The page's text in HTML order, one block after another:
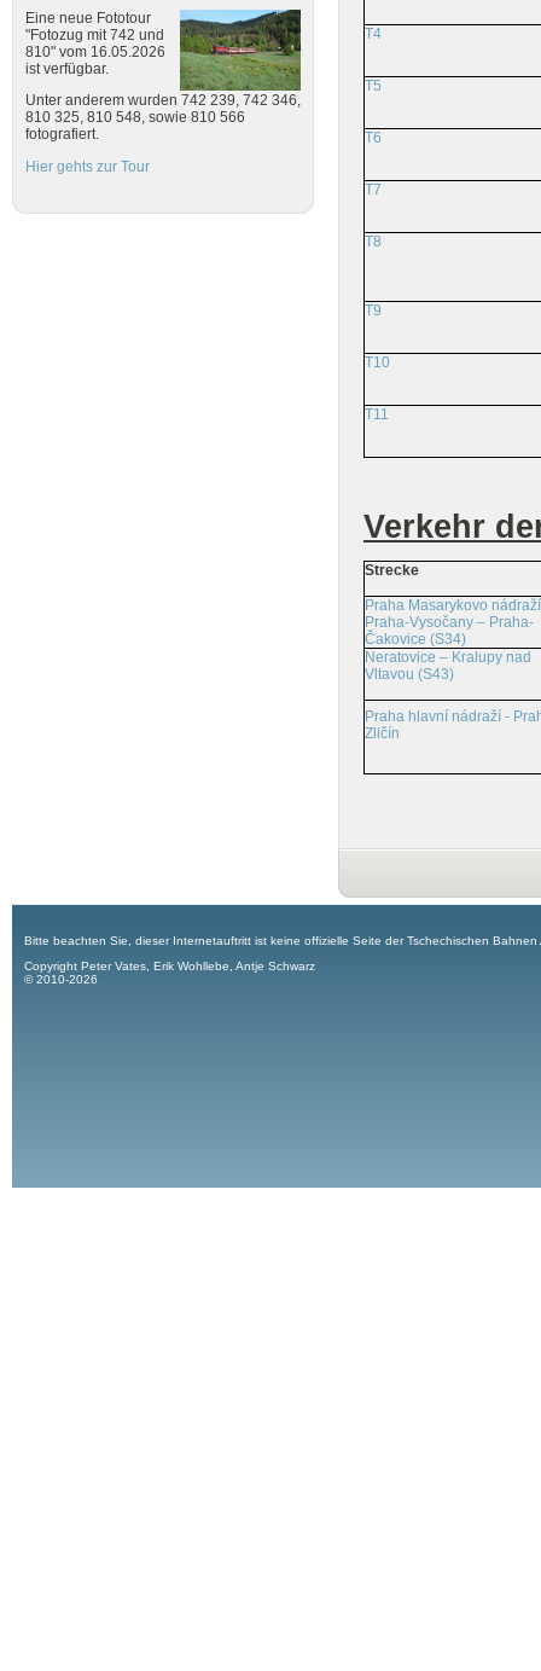
Eine neue Fototour
"Fotozug mit 742 und
810" vom 16.05.2026
ist verfügbar.
Unter anderem wurden 742 239, 742 346,
810 325, 810 548, sowie 810 566
fotografiert.
Hier gehts zur Tour
T4
T5
T6
T7
T8
T9
T10
T11
Verkehr
Strecke
Praha Masarykovo
Praha-Vysočany – Praha-
Čakovice (S34)
Neratovice – Kralupy nad
Vltavou (S43)
Praha hlavní nádraží -
Zličín
Bitte beachten Sie, dieser Internetauftritt ist keine offizielle Seite der Tschechischen
Copyright Peter Vates, Erik Wohllebe, Antje Schwarz
© 2010-2026